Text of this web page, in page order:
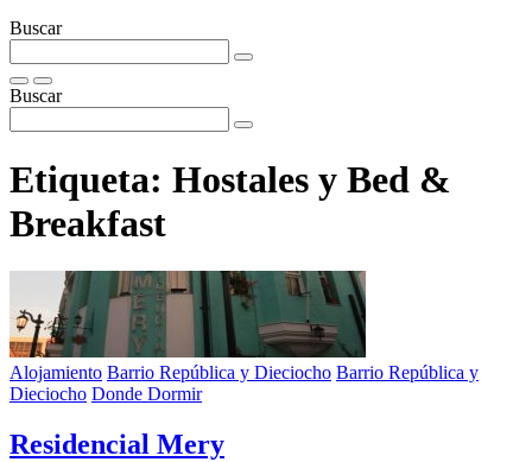
Buscar
Buscar
Etiqueta: Hostales y Bed &
Breakfast
Alojamiento Barrio República y Dieciocho Barrio República y
Dieciocho Donde Dormir
Residencial Mery